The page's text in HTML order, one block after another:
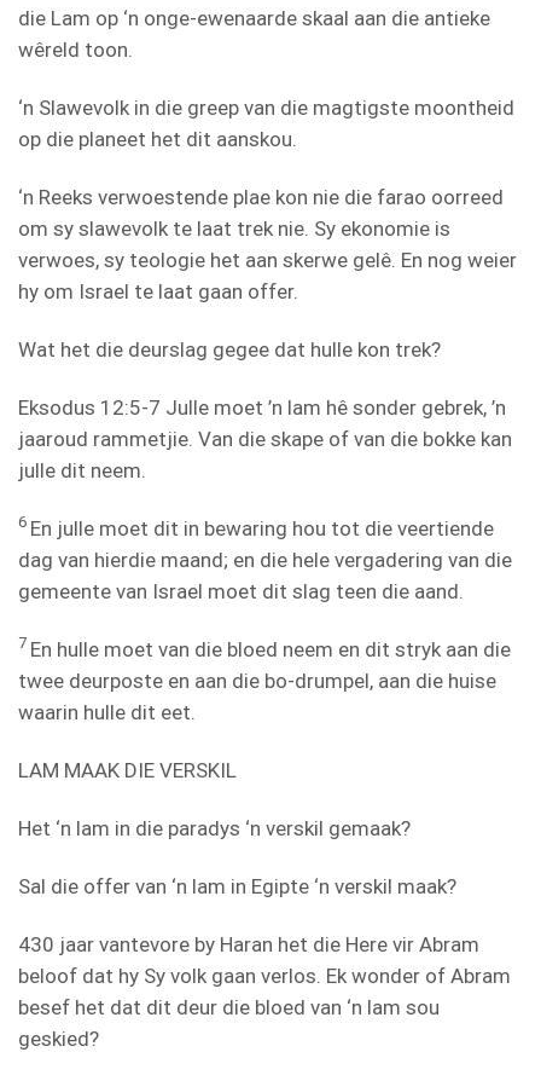
die Lam op ‘n onge-ewenaarde skaal aan die antieke
wêreld toon.
‘n Slawevolk in die greep van die magtigste moontheid
op die planeet het dit aanskou.
‘n Reeks verwoestende plae kon nie die farao oorreed
om sy slawevolk te laat trek nie. Sy ekonomie is
verwoes, sy teologie het aan skerwe gelê. En nog weier
hy om Israel te laat gaan offer.
Wat het die deurslag gegee dat hulle kon trek?
Eksodus 12:5-7 Julle moet ’n lam hê sonder gebrek, ’n
jaaroud rammetjie. Van die skape of van die bokke kan
julle dit neem.
6 En julle moet dit in bewaring hou tot die veertiende
dag van hierdie maand; en die hele vergadering van die
gemeente van Israel moet dit slag teen die aand.
7 En hulle moet van die bloed neem en dit stryk aan die
twee deurposte en aan die bo-drumpel, aan die huise
waarin hulle dit eet.
LAM MAAK DIE VERSKIL
Het ‘n lam in die paradys ‘n verskil gemaak?
Sal die offer van ‘n lam in Egipte ‘n verskil maak?
430 jaar vantevore by Haran het die Here vir Abram
beloof dat hy Sy volk gaan verlos. Ek wonder of Abram
besef het dat dit deur die bloed van ‘n lam sou
geskied?